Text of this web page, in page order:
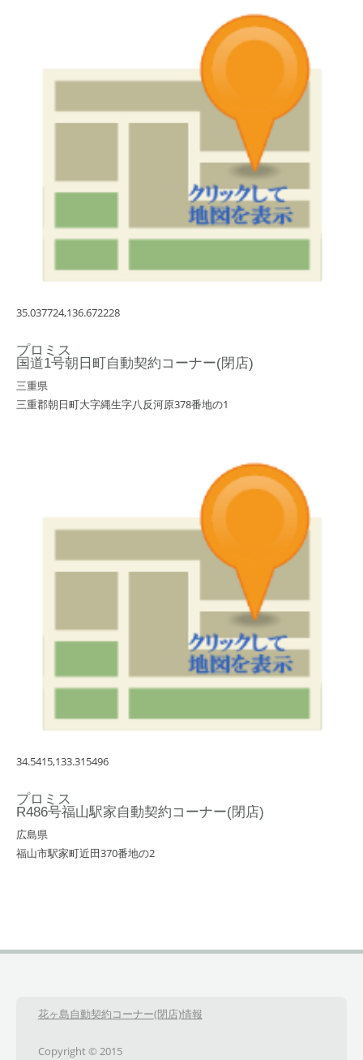
35.037724,136.672228
プロミス
国道1号朝日町自動契約コーナー(閉店)
三重県
三重郡朝日町大字縄生字八反河原378番地の1
34.5415,133.315496
プロミス
R486号福山駅家自動契約コーナー(閉店)
広島県
福山市駅家町近田370番地の2
花ヶ島自動契約コーナー(閉店)情報
Copyright © 2015